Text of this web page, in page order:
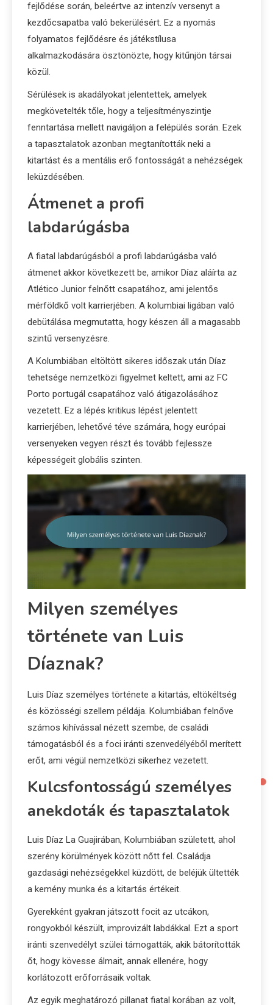
fejlődése során, beleértve az intenzív versenyt a
kezdőcsapatba való bekerülésért. Ez a nyomás
folyamatos fejlődésre és játékstílusa
alkalmazkodására ösztönözte, hogy kitűnjön társai
közül.
Sérülések is akadályokat jelentettek, amelyek
megkövetelték tőle, hogy a teljesítményszintje
fenntartása mellett navigáljon a felépülés során. Ezek
a tapasztalatok azonban megtanították neki a
kitartást és a mentális erő fontosságát a nehézségek
leküzdésében.
Átmenet a profi
labdarúgásba
A fiatal labdarúgásból a profi labdarúgásba való
átmenet akkor következett be, amikor Díaz aláírta az
Atlético Junior felnőtt csapatához, ami jelentős
mérföldkő volt karrierjében. A kolumbiai ligában való
debütálása megmutatta, hogy készen áll a magasabb
szintű versenyzésre.
A Kolumbiában eltöltött sikeres időszak után Díaz
tehetsége nemzetközi figyelmet keltett, ami az FC
Porto portugál csapatához való átigazolásához
vezetett. Ez a lépés kritikus lépést jelentett
karrierjében, lehetővé téve számára, hogy európai
versenyeken vegyen részt és tovább fejlessze
képességeit globális szinten.
Milyen személyes
története van Luis
Díaznak?
Luis Díaz személyes története a kitartás, eltökéltség
és közösségi szellem példája. Kolumbiában felnőve
számos kihívással nézett szembe, de családi
támogatásból és a foci iránti szenvedélyéből merített
erőt, ami végül nemzetközi sikerhez vezetett.
Kulcsfontosságú személyes
anekdoták és tapasztalatok
Luis Díaz La Guajirában, Kolumbiában született, ahol
szerény körülmények között nőtt fel. Családja
gazdasági nehézségekkel küzdött, de beléjük ültették
a kemény munka és a kitartás értékeit.
Gyerekként gyakran játszott focit az utcákon,
rongyokból készült, improvizált labdákkal. Ezt a sport
iránti szenvedélyt szülei támogatták, akik bátorították
őt, hogy kövesse álmait, annak ellenére, hogy
korlátozott erőforrásaik voltak.
Az egyik meghatározó pillanat fiatal korában az volt,